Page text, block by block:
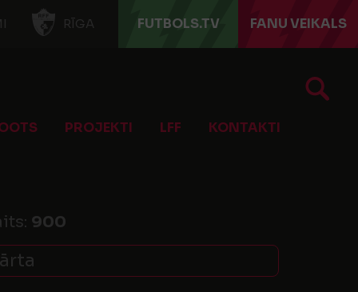
RĪGA FUTBOLS.TV FANU VEIKALS
PROJEKTI LFF KONTAKTI
900